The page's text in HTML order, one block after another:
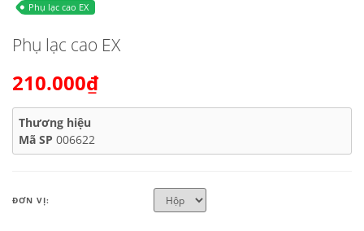
Phụ lạc cao EX
Phụ lạc cao EX
210.000₫
Thương hiệu
Mã SP 006622
ĐƠN VỊ: